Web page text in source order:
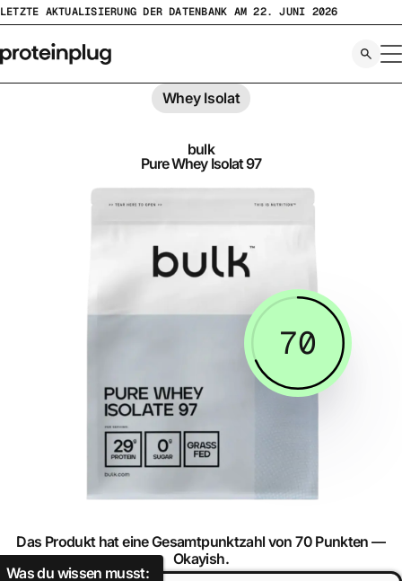
Zum
springen
LETZTE AKTUALISIERUNG DER DATENBANK AM 22. JUNI 2026
Whey Isolat
bulk
Pure Whey Isolat 97
70
Das Produkt hat eine Gesamtpunktzahl von 70 Punkten —
Okayish.
Was du wissen musst: